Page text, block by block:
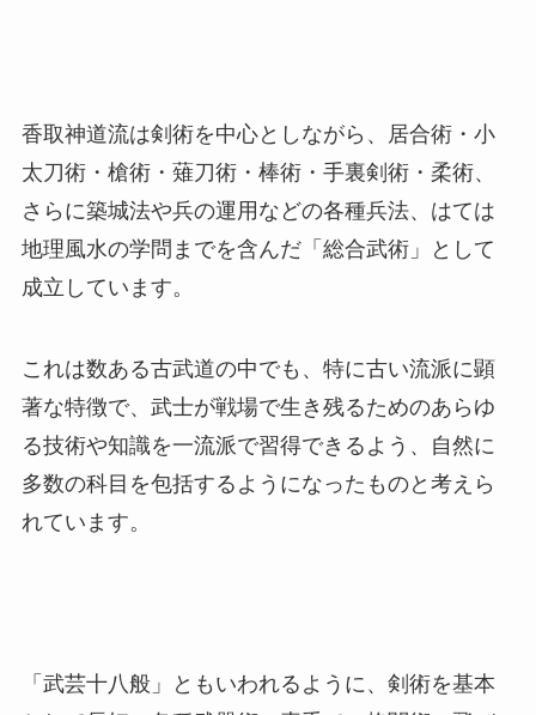
香取神道流は剣術を中心としながら、居合術・小
太刀術・槍術・薙刀術・棒術・手裏剣術・柔術、
さらに築城法や兵の運用などの各種兵法、はては
地理風水の学問までを含んだ「総合武術」として
成立しています。
これは数ある古武道の中でも、特に古い流派に顕
著な特徴で、武士が戦場で生き残るためのあらゆ
る技術や知識を一流派で習得できるよう、自然に
多数の科目を包括するようになったものと考えら
れています。
「武芸十八般」ともいわれるように、剣術を基本